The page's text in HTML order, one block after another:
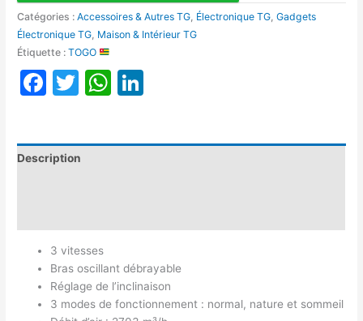
Catégories :Accessoires & Autres TG Électronique TG ,Gadgets
Électronique TG Maison & Intérieur TG
Étiquette :TOGO
Facebook
TwitterWhatsApp
Description
3 vitesses
Bras oscillant débrayable
Réglage de l’inclinaison
3 modes de fonctionnement : normal, nature et sommeil